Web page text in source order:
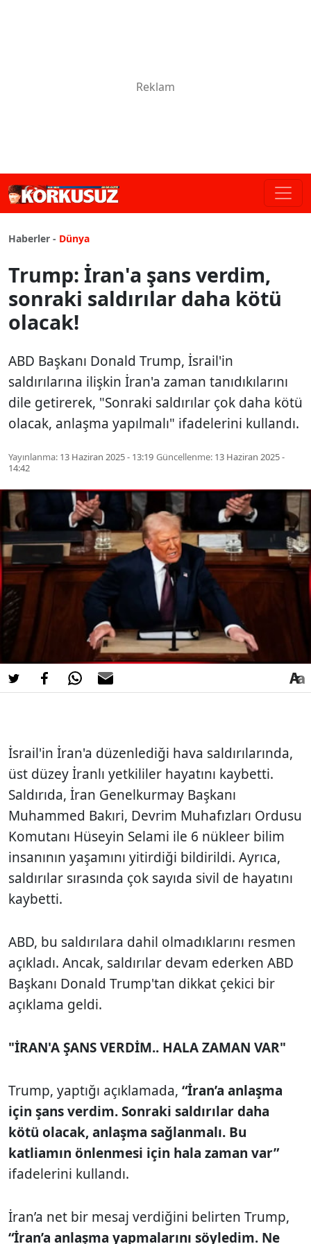
Haberler - Dünya
Trump: İran'a şans verdim,
sonraki saldırılar daha kötü
olacak!
ABD Başkanı Donald Trump, İsrail'in
saldırılarına ilişkin İran'a zaman tanıdıkılarını
dile getirerek, "Sonraki saldırılar çok daha kötü
olacak, anlaşma yapılmalı" ifadelerini kullandı.
Yayınlanma: 13 Haziran 2025 - 13:19 Güncellenme: 13 Haziran 2025 -
14:42
İsrail'in İran'a düzenlediği hava saldırılarında,
üst düzey İranlı yetkililer hayatını kaybetti.
Saldırıda, İran Genelkurmay Başkanı
Muhammed Bakıri, Devrim Muhafızları Ordusu
Komutanı Hüseyin Selami ile 6 nükleer bilim
insanının yaşamını yitirdiği bildirildi. Ayrıca,
saldırılar sırasında çok sayıda sivil de hayatını
kaybetti.
ABD, bu saldırılara dahil olmadıklarını resmen
açıkladı. Ancak, saldırılar devam ederken ABD
Başkanı Donald Trump'tan dikkat çekici bir
açıklama geldi.
"İRAN'A ŞANS VERDİM.. HALA ZAMAN VAR"
Trump, yaptığı açıklamada, “İran’a anlaşma
için şans verdim. Sonraki saldırılar daha
kötü olacak, anlaşma sağlanmalı. Bu
katliamın önlenmesi için hala zaman var”
ifadelerini kullandı.
İran’a net bir mesaj verdiğini belirten Trump,
“İran’a anlaşma yapmalarını söyledim. Ne